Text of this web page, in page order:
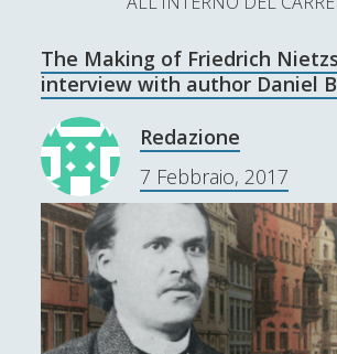
Contatti & Collabora!
La nostra storia
t
w
t
t
f
a
c
e
b
y
u
t
u
CERCA
e
a
r
c
hSUPPORT US
Se apprezzi il nostro lavoro, puoi
donazione tramite PayPal!
The Making of Friedrich
interview with author Daniel
Redazione
7 Febbraio, 2017